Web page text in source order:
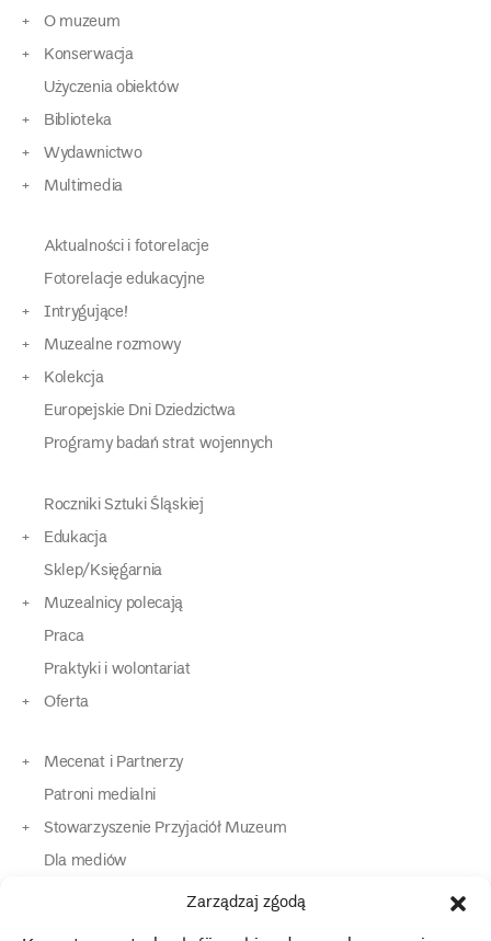
Zarządzaj zgodą
O muzeum
Konserwacja
Użyczenia obiektów
Biblioteka
Wydawnictwo
Multimedia
Aktualności i fotorelacje
Fotorelacje edukacyjne
Intrygujące!
Muzealne rozmowy
Kolekcja
Europejskie Dni Dziedzictwa
Programy badań strat wojennych
Roczniki Sztuki Śląskiej
Edukacja
Sklep/Księgarnia
Muzealnicy polecają
Praca
Praktyki i wolontariat
Oferta
Mecenat i Partnerzy
Patroni medialni
Stowarzyszenie Przyjaciół Muzeum
Dla mediów
Dla osób o specjalnych potrzebach